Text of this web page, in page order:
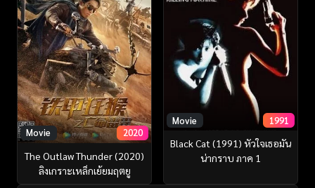
Movie 2020
The Outlaw Thunder (2020)
ลิงเกราะเหล็กเย้ยมฤตยู
Movie 1991
Black Cat (1991) หัวใจเธอมัน
น่ากราบ ภาค 1